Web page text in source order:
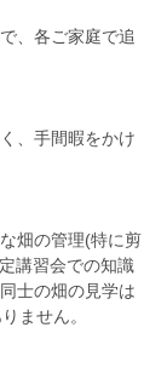
、各ご家庭で追
、手間暇をかけ
畑の管理(特に剪
講習会での知識
士の畑の見学は
ません。